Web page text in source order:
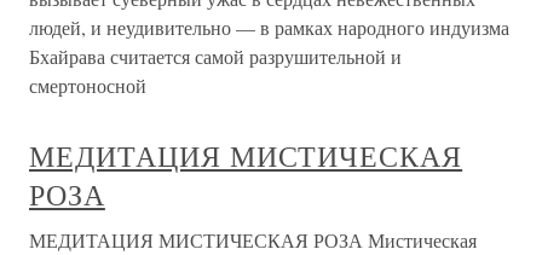
людей, и неудивительно — в рамках народного индуизма
Бхайрава считается самой разрушительной и
смертоносной
МЕДИТАЦИЯ МИСТИЧЕСКАЯ
РОЗА
МЕДИТАЦИЯ МИСТИЧЕСКАЯ РОЗА Мистическая